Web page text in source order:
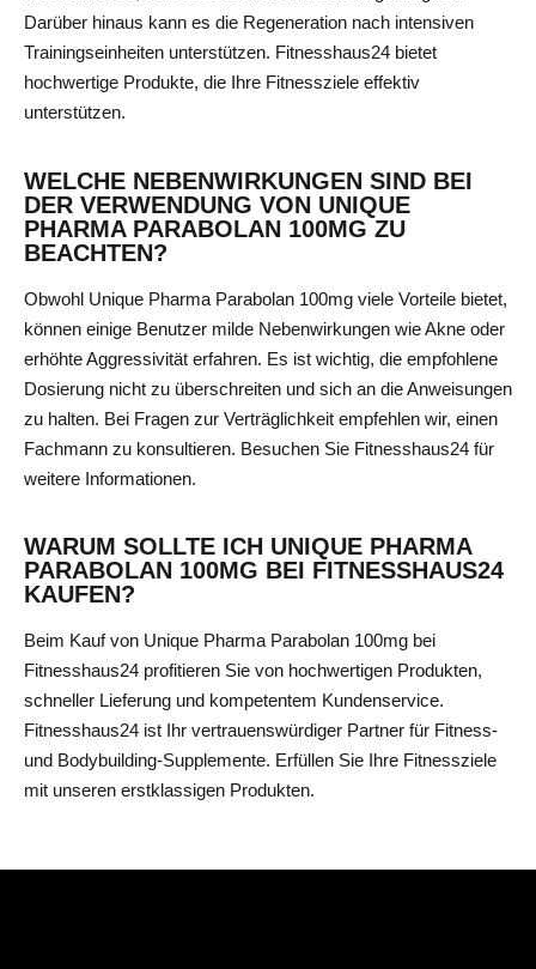
Darüber hinaus kann es die Regeneration nach intensiven
Trainingseinheiten unterstützen. Fitnesshaus24 bietet
hochwertige Produkte, die Ihre Fitnessziele effektiv
unterstützen.
WELCHE NEBENWIRKUNGEN SIND BEI
DER VERWENDUNG VON UNIQUE
PHARMA PARABOLAN 100MG ZU
BEACHTEN?
Obwohl Unique Pharma Parabolan 100mg viele Vorteile bietet,
können einige Benutzer milde Nebenwirkungen wie Akne oder
erhöhte Aggressivität erfahren. Es ist wichtig, die empfohlene
Dosierung nicht zu überschreiten und sich an die Anweisungen
zu halten. Bei Fragen zur Verträglichkeit empfehlen wir, einen
Fachmann zu konsultieren. Besuchen Sie Fitnesshaus24 für
weitere Informationen.
WARUM SOLLTE ICH UNIQUE PHARMA
PARABOLAN 100MG BEI FITNESSHAUS24
KAUFEN?
Beim Kauf von Unique Pharma Parabolan 100mg bei
Fitnesshaus24 profitieren Sie von hochwertigen Produkten,
schneller Lieferung und kompetentem Kundenservice.
Fitnesshaus24 ist Ihr vertrauenswürdiger Partner für Fitness-
und Bodybuilding-Supplemente. Erfüllen Sie Ihre Fitnessziele
mit unseren erstklassigen Produkten.